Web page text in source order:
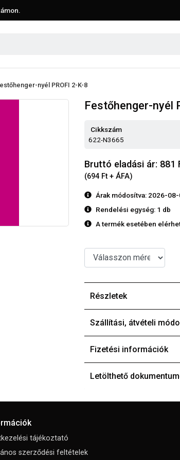
nyél PROFI 2-K-8
Festőhenger-nyél
Cikkszám
622-N3665
Bruttó eladási ár: 881
(694 Ft + ÁFA)
Árak módosítva: 2026-
Rendelési egység: 1 db
A termék esetében
Részletek
Szállítási, átvételi
Fizetési információk
Letölthető
tájékoztató
szerződési feltételek